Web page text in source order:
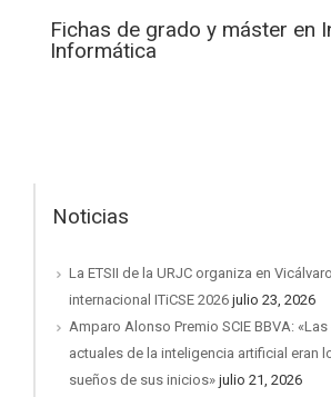
Fichas de grado y máster en
Informática
Noticias
La ETSII de la URJC organiza en
internacional ITiCSE 2026 julio 23, 2026
Amparo Alonso Premio SCIE BBVA:
actuales de la inteligencia artificial eran
sueños de sus inicios» julio 21, 2026